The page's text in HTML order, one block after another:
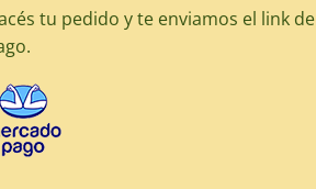
tu pedido y te enviamos el link de